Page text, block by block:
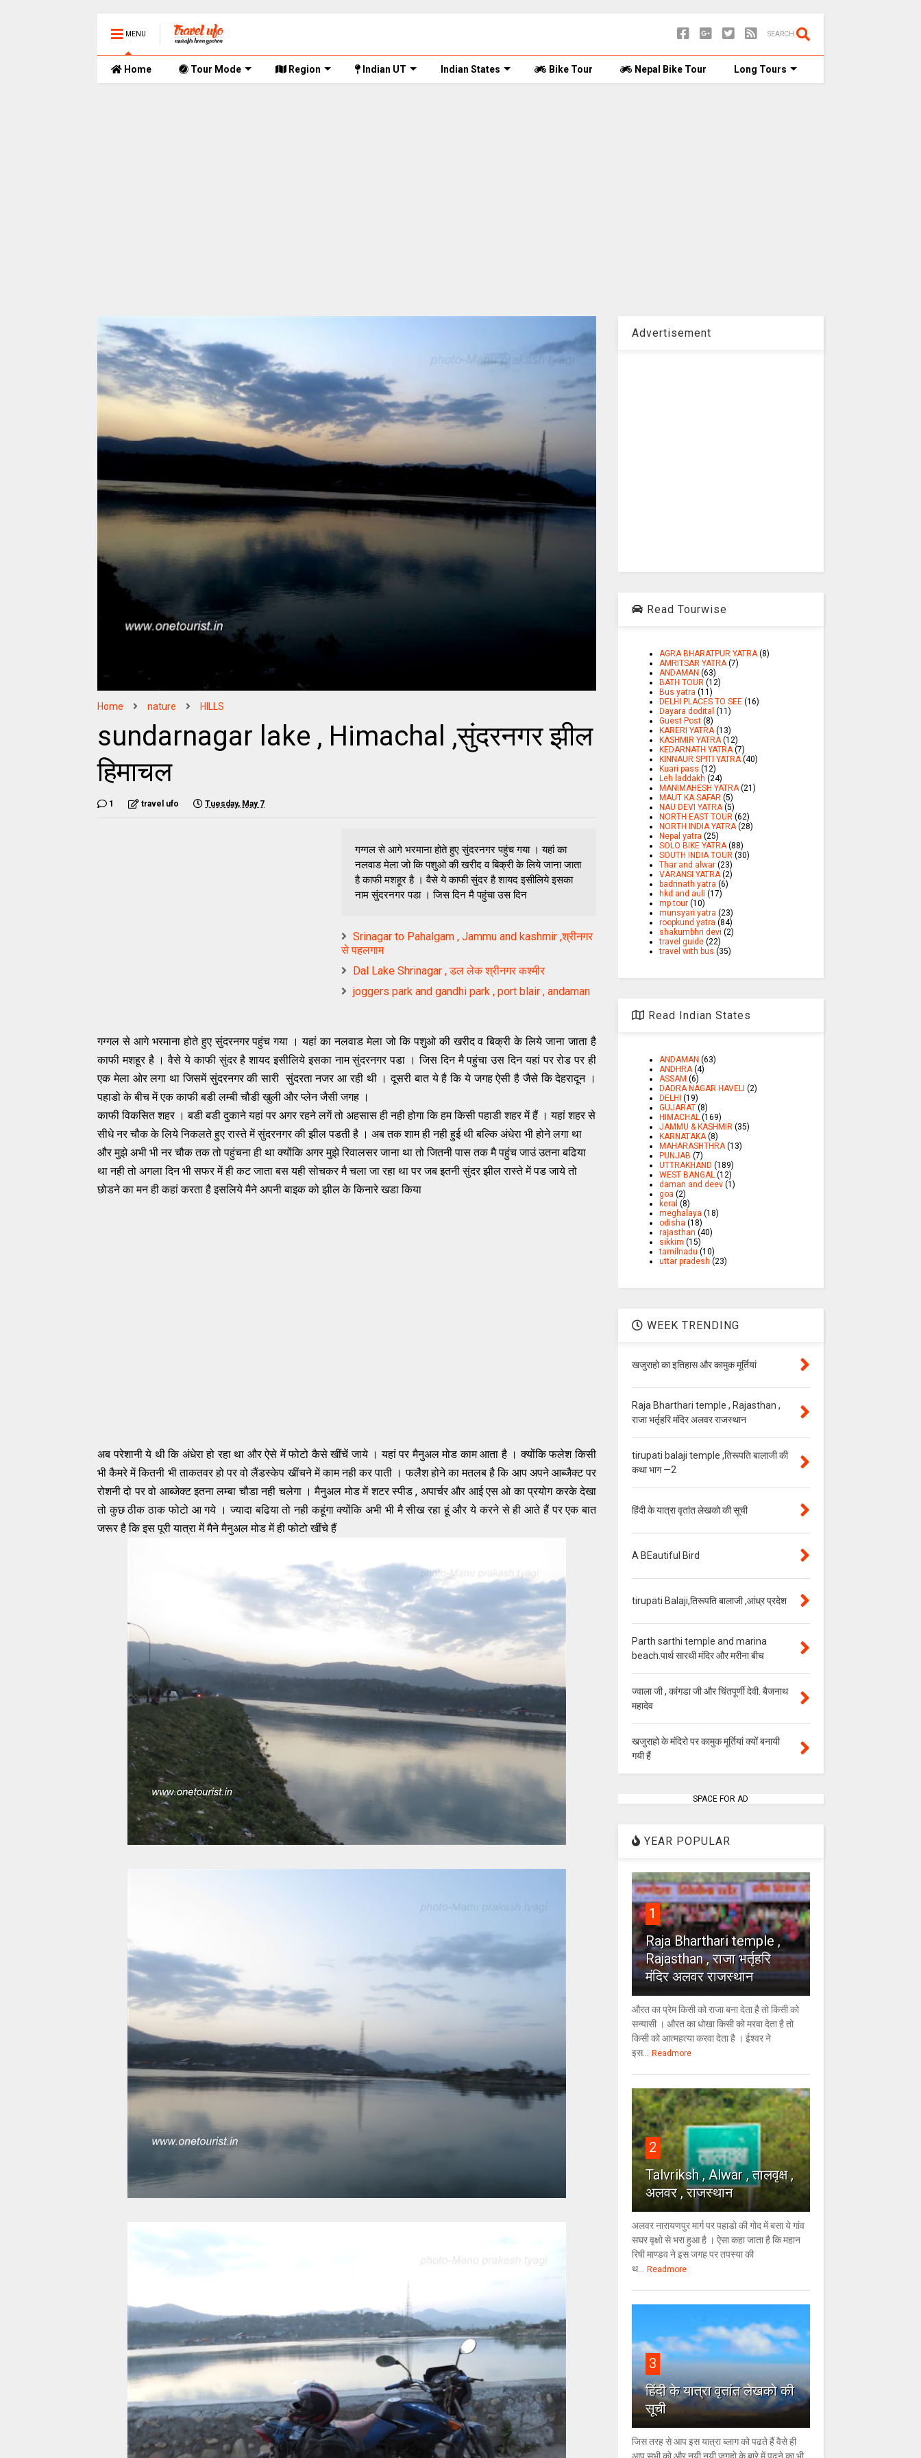
MENU SEARCH
Home Tour Mode Region Indian UT Indian States Bike Tour Nepal Bike Tour Long Tours
Home nature HILLS
sundarnagar lake , Himachal ,सुंदरनगर झील
हिमाचल
1 travel ufo Tuesday, May 7
गग्गल से आगे भरमाना होते हुए सुंदरनगर पहुंच गया । यहां का
नलवाड मेला जो कि पशुओ की खरीद व बिक्री के लिये जाना जाता
है काफी मशहूर है । वैसे ये काफी सुंदर है शायद इसीलिये इसका
नाम सुंदरनगर पडा । जिस दिन मै पहुंचा उस दिन
Srinagar to Pahalgam , Jammu and kashmir ,श्रीनगर
से पहलगाम
Dal Lake Shrinagar , डल लेक श्रीनगर कश्मीर
joggers park and gandhi park , port blair , andaman
गग्गल से आगे भरमाना होते हुए सुंदरनगर पहुंच गया । यहां का नलवाड मेला जो कि पशुओ की खरीद व बिक्री के लिये जाना जाता है
काफी मशहूर है । वैसे ये काफी सुंदर है शायद इसीलिये इसका नाम सुंदरनगर पडा । जिस दिन मै पहुंचा उस दिन यहां पर रोड पर ही
एक मेला ओर लगा था जिसमें सुंदरनगर की सारी सुंदरता नजर आ रही थी । दूसरी बात ये है कि ये जगह ऐसी है जैसे कि देहरादून ।
पहाडो के बीच में एक काफी बडी लम्बी चौडी खुली और प्लेन जैसी जगह ।
काफी विकसित शहर । बडी बडी दुकाने यहां पर अगर रहने लगें तो अहसास ही नही होगा कि हम किसी पहाडी शहर में हैं । यहां शहर से
सीधे नर चौक के लिये निकलते हुए रास्ते में सुंदरनगर की झील पडती है । अब तक शाम ही नही हुई थी बल्कि अंधेरा भी होने लगा था
और मुझे अभी भी नर चौक तक तो पहुंचना ही था क्योंकि अगर मुझे रिवालसर जाना था तो जितनी पास तक मै पहुंच जाउं उतना बढिया
था नही तो अगला दिन भी सफर में ही कट जाता बस यही सोचकर मै चला जा रहा था पर जब इतनी सुंदर झील रास्ते में पड जाये तो
छोडने का मन ही कहां करता है इसलिये मैने अपनी बाइक को झील के किनारे खडा किया
अब परेशानी ये थी कि अंधेरा हो रहा था और ऐसे में फोटो कैसे खींचें जाये । यहां पर मैनुअल मोड काम आता है । क्योंकि फलेश किसी
भी कैमरे में कितनी भी ताकतवर हो पर वो लैंडस्केप खींचने में काम नही कर पाती । फलैश होने का मतलब है कि आप अपने आब्जैक्ट पर
रोशनी दो पर वो आब्जेक्ट इतना लम्बा चौडा नही चलेगा । मैनुअल मोड में शटर स्पीड , अपार्चर और आई एस ओ का प्रयोग करके देखा
तो कुछ ठीक ठाक फोटो आ गये । ज्यादा बढिया तो नही कहूंगा क्योंकि अभी भी मै सीख रहा हूं और ये करने से ही आते हैं पर एक बात
जरूर है कि इस पूरी यात्रा में मैने मैनुअल मोड में ही फोटो खींचे हैं
Advertisement
Read Tourwise
AGRA BHARATPUR YATRA (8)
AMRITSAR YATRA (7)
ANDAMAN (63)
BATH TOUR (12)
Bus yatra (11)
DELHI PLACES TO SEE (16)
Dayara dodital (11)
Guest Post (8)
KARERI YATRA (13)
KASHMIR YATRA (12)
KEDARNATH YATRA (7)
KINNAUR SPITI YATRA (40)
Kuari pass (12)
Leh laddakh (24)
MANIMAHESH YATRA (21)
MAUT KA SAFAR (5)
NAU DEVI YATRA (5)
NORTH EAST TOUR (62)
NORTH INDIA YATRA (28)
Nepal yatra (25)
SOLO BIKE YATRA (88)
SOUTH INDIA TOUR (30)
Thar and alwar (23)
VARANSI YATRA (2)
badrinath yatra (6)
hkd and auli (17)
mp tour (10)
munsyari yatra (23)
roopkund yatra (84)
shakumbhri devi (2)
travel guide (22)
travel with bus (35)
Read Indian States
ANDAMAN (63)
ANDHRA (4)
ASSAM (6)
DADRA NAGAR HAVELI (2)
DELHI (19)
GUJARAT (8)
HIMACHAL (169)
JAMMU & KASHMIR (35)
KARNATAKA (8)
MAHARASHTHRA (13)
PUNJAB (7)
UTTRAKHAND (189)
WEST BANGAL (12)
daman and deev (1)
goa (2)
keral (8)
meghalaya (18)
odisha (18)
rajasthan (40)
sikkim (15)
tamilnadu (10)
uttar pradesh (23)
WEEK TRENDING
खजुराहो का इतिहास और कामुक मूर्तियां
Raja Bharthari temple , Rajasthan ,
राजा भर्तृहरि मंदिर अलवर राजस्थान
tirupati balaji temple ,तिरूपति बालाजी की
कथा भाग —2
हिंदी के यात्रा वृतांत लेखको की सूची
A BEautiful Bird
tirupati Balaji,तिरूपति बालाजी ,आंध्र प्रदेश
Parth sarthi temple and marina
beach.पार्थ सारथी मंदिर और मरीना बीच
ज्वाला जी , कांगडा जी और चिंतपूर्णी देवी. बैजनाथ
महादेव
खजुराहो के मंदिरो पर कामुक मूर्तियां क्यों बनायी
गयी हैं
SPACE FOR AD
YEAR POPULAR
1
Raja Bharthari temple ,
Rajasthan , राजा भर्तृहरि
मंदिर अलवर राजस्थान
औरत का प्रेम किसी को राजा बना देता है तो किसी को
सन्यासी । औरत का धोखा किसी को मरवा देता है तो
किसी को आत्महत्या करवा देता है । ईश्वर ने
इस...
Readmore
2
Talvriksh , Alwar , तालवृक्ष ,
अलवर , राजस्थान
अलवर नारायणपुर मार्ग पर पहाडो की गोद में बसा ये गांव
सघर वृक्षो से भरा हुआ है । ऐसा कहा जाता है कि महान
रिषी माण्डव ने इस जगह पर तपस्या की
थ...
Readmore
3
हिंदी के यात्रा वृतांत लेखको की
सूची
जिस तरह से आप इस यात्रा ब्लाग को पढते हैं वैसे ही